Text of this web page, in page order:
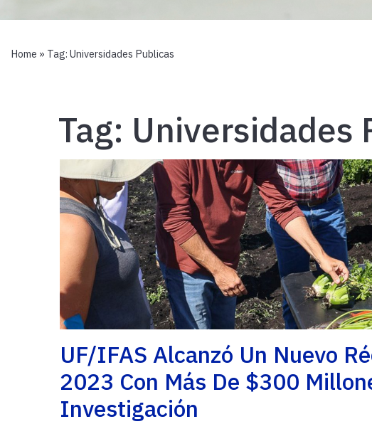
Home » Tag: Universidades Publicas
Tag: Universidades
UF/IFAS Alcanzó Un Nuevo
2023 Con Más De $300
Investigación